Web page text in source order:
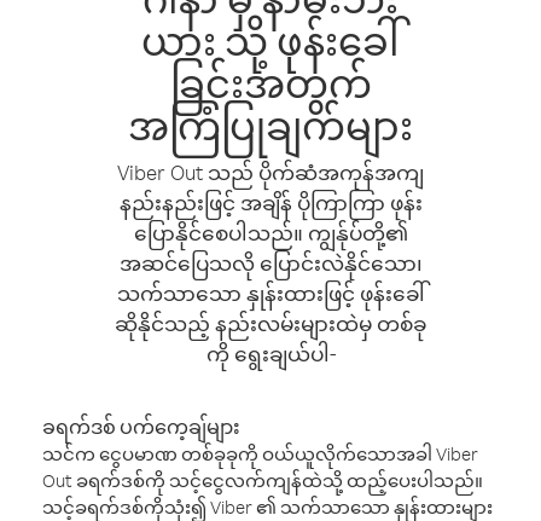
ယား သို့ ဖုန်းခေါ်
ခြင်းအတွက်
အကြံပြုချက်များ
Viber Out သည် ပိုက်ဆံအကုန်အကျ
နည်းနည်းဖြင့် အချိန် ပိုကြာကြာ ဖုန်း
ပြောနိုင်စေပါသည်။ ကျွန်ုပ်တို့၏
အဆင်ပြေသလို ပြောင်းလဲနိုင်သော၊
သက်သာသော နှုန်းထားဖြင့် ဖုန်းခေါ်
ဆိုနိုင်သည့် နည်းလမ်းများထဲမှ တစ်ခု
ကို ရွေးချယ်ပါ-
ခရက်ဒစ် ပက်ကေ့ချ်များ
သင်က ငွေပမာဏ တစ်ခုခုကို ဝယ်ယူလိုက်သောအခါ Viber
Out ခရက်ဒစ်ကို သင့်ငွေလက်ကျန်ထဲသို့ ထည့်ပေးပါသည်။
သင့်ခရက်ဒစ်ကိုသုံး၍ Viber ၏ သက်သာသော နှုန်းထားများ